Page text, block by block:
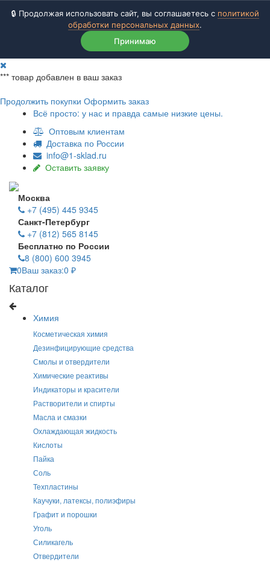
🔒 Продолжая использовать сайт, вы соглашаетесь с политикой
обработки персональных данных.
Принимаю
*** товар добавлен в ваш заказ
Продолжить покупки Оформить заказ
Всё просто: у нас и правда самые низкие цены.
Оптовым клиентам
Доставка по России
info@1-sklad.ru
Оставить заявку
Москва
+7 (495) 445 9345
Санкт-Петербург
+7 (812) 565 8145
Бесплатно по России
8 (800) 600 3945
0Ваш заказ:0 ₽
Каталог
Химия
Косметическая химия
Дезинфицирующие средства
Смолы и отвердители
Химические реактивы
Индикаторы и красители
Растворители и спирты
Масла и смазки
Охлаждающая жидкость
Кислоты
Пайка
Соль
Техпластины
Каучуки, латексы, полиэфиры
Графит и порошки
Уголь
Силикагель
Отвердители